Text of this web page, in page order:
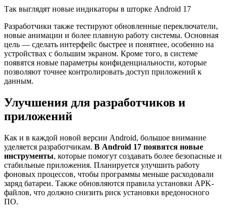
Так выглядят новые индикаторы в шторке Android 17
Разработчики также тестируют обновленные переключатели,
новые анимации и более плавную работу системы. Основная
цель — сделать интерфейс быстрее и понятнее, особенно на
устройствах с большим экраном. Кроме того, в системе
появятся новые параметры конфиденциальности, которые
позволяют точнее контролировать доступ приложений к
данным.
Улучшения для разработчиков и
приложений
Как и в каждой новой версии Android, большое внимание
уделяется разработчикам. В Android 17 появятся новые
инструменты, которые помогут создавать более безопасные и
стабильные приложения. Планируется улучшить работу
фоновых процессов, чтобы программы меньше расходовали
заряд батареи. Также обновляются правила установки APK-
файлов, что должно снизить риск установки вредоносного
ПО.